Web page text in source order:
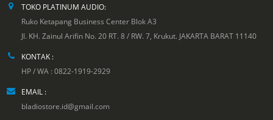
TOKO PLATINUM AUDIO:
Ruko Ketapang Business Center Blok A3
Jl. KH. Zainul Arifin No. 20 RT. 8 / RW. 7, Krukut. JAKARTA BARAT 11140
KONTAK :
HP / WA : 0822-1919-2929
EMAIL :
bladiostore.id@gmail.com